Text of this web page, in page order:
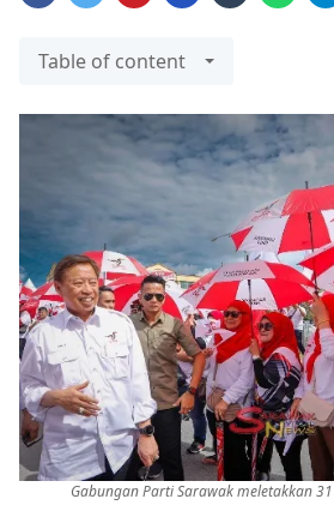
Table of content
Gabungan Parti Sarawak meletakkan